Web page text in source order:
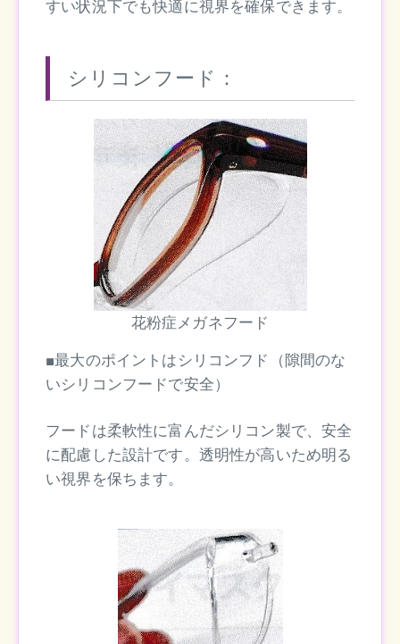
すい状況下でも快適に視界を確保できます。
シリコンフード：
花粉症メガネフード
■最大のポイントはシリコンフド（隙間のな
いシリコンフードで安全）
フードは柔軟性に富んだシリコン製で、安全
に配慮した設計です。透明性が高いため明る
い視界を保ちます。